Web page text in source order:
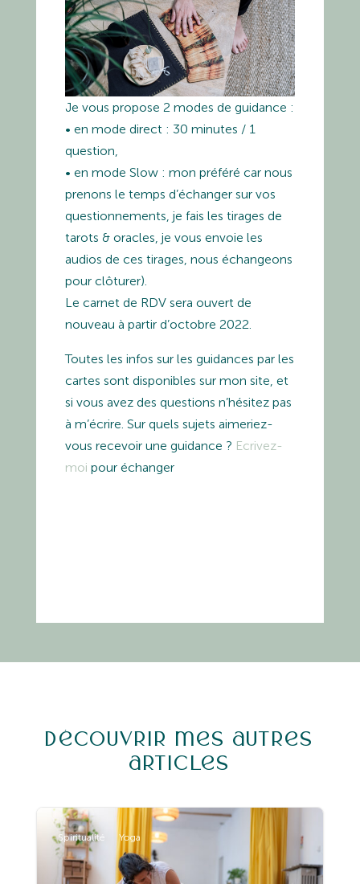
Je vous propose 2 modes de guidance :
• en mode direct : 30 minutes / 1
question,
• en mode Slow : mon préféré car nous
prenons le temps d’échanger sur vos
questionnements, je fais les tirages de
tarots & oracles, je vous envoie les
audios de ces tirages, nous échangeons
pour clôturer).
Le carnet de RDV sera ouvert de
nouveau à partir d’octobre 2022.
Toutes les infos sur les guidances par les
cartes sont disponibles sur mon site, et
si vous avez des questions n’hésitez pas
à m’écrire. Sur quels sujets aimeriez-
vous recevoir une guidance ? Ecrivez-
moi pour échanger
Découvrir mes autres
articles
Spiritualité Yoga